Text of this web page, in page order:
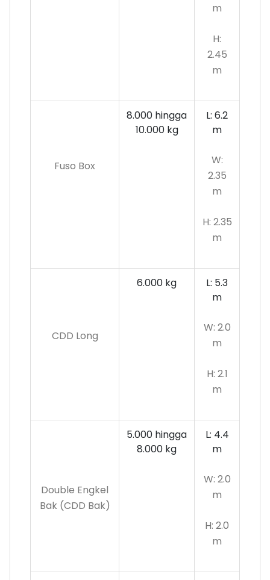
m
H:
2.45
m
Fuso Box
8.000 hingga
10.000 kg
L: 6.2
m
W:
2.35
m
H: 2.35
m
CDD Long
6.000 kg
L: 5.3
m
W: 2.0
m
H: 2.1
m
Double Engkel
Bak (CDD Bak)
5.000 hingga
8.000 kg
L: 4.4
m
W: 2.0
m
H: 2.0
m